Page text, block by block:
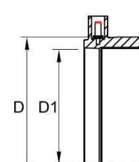
Contrôle de la qualité